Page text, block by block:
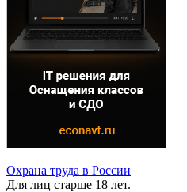
Охрана труда в России
Для лиц старше 18 лет.